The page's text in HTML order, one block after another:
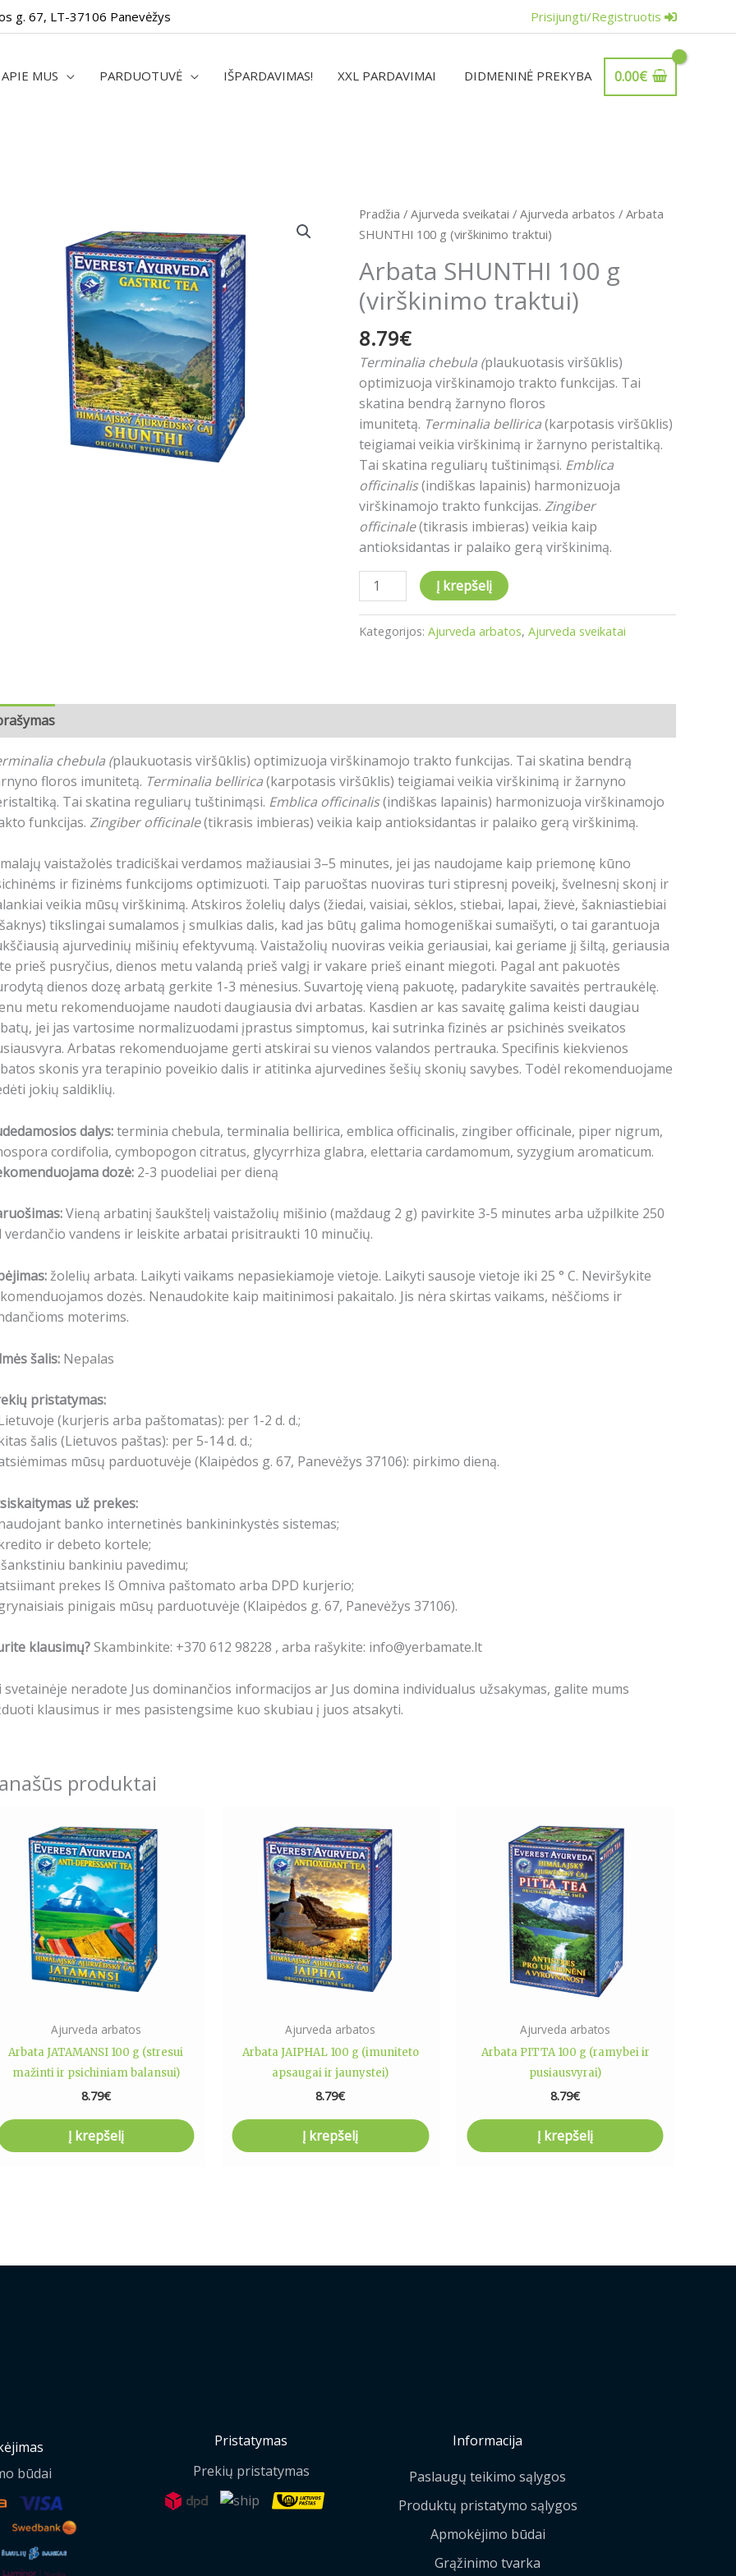
g. 67, LT-37106 Panevėžys Prisijungti/Registruotis
APIE MUS PARDUOTUVĖ IŠPARDAVIMAS! XXL PARDAVIMAI DIDMENINĖ PREKYBA 0.00€
Pradžia /Ajurveda sveikatai /Ajurveda arbatos / Arbata
SHUNTHI 100 g (virškinimo traktui)
Arbata SHUNTHI 100 g
(virškinimo traktui)
8.79€
Terminalia chebula (plaukuotasis viršūklis)
optimizuoja virškinamojo trakto funkcijas. Tai
skatina bendrą žarnyno floros
imunitetą. Terminalia bellirica(karpotasis viršūklis)
teigiamai veikia virškinimą ir žarnyno peristaltiką.
Tai skatina reguliarų tuštinimąsi. Emblica
officinalis(indiškas lapainis) harmonizuoja
virškinamojo trakto funkcijas.Zingiber
officinale(tikrasis imbieras) veikia kaip
antioksidantas ir palaiko gerą virškinimą.
produkto
kiekis:
SHUNTHI
100
g
(virškinimo
traktui)
Į krepšelį
Kategorijos:Ajurveda arbatos,Ajurveda sveikatai
chebula (plaukuotasis viršūklis) optimizuoja virškinamojo trakto funkcijas. Tai skatina bendrą
floros imunitetą. Terminalia bellirica(karpotasis viršūklis) teigiamai veikia virškinimą ir žarnyno
Tai skatina reguliarų tuštinimąsi. Emblica officinalis(indiškas lapainis) harmonizuoja virškinamojo
funkcijas. Zingiber officinale(tikrasis imbieras) veikia kaip antioksidantas ir palaiko gerą virškinimą.
vaistažolės tradiciškai verdamos mažiausiai 3–5 minutes, jei jas naudojame kaip priemonę kūno
ir fizinėms funkcijoms optimizuoti. Taip paruoštas nuoviras turi stipresnį poveikį, švelnesnį skonį ir
veikia mūsų virškinimą. Atskiros žolelių dalys (žiedai, vaisiai, sėklos, stiebai, lapai, žievė, šakniastiebiai
tikslingai sumalamos į smulkias dalis, kad jas būtų galima homogeniškai sumaišyti, o tai garantuoja
ajurvedinių mišinių efektyvumą. Vaistažolių nuoviras veikia geriausiai, kai geriame jį šiltą, geriausia
prieš pusryčius, dienos metu valandą prieš valgį ir vakare prieš einant miegoti. Pagal ant pakuotės
dienos dozę arbatą gerkite 1-3 mėnesius. Suvartoję vieną pakuotę, padarykite savaitės pertraukėlę.
metu rekomenduojame naudoti daugiausia dvi arbatas. Kasdien ar kas savaitę galima keisti daugiau
jei jas vartosime normalizuodami įprastus simptomus, kai sutrinka fizinės ar psichinės sveikatos
Arbatas rekomenduojame gerti atskirai su vienos valandos pertrauka. Specifinis kiekvienos
skonis yra terapinio poveikio dalis ir atitinka ajurvedines šešių skonių savybes. Todėl rekomenduojame
jokių saldiklių.
dalys:terminia chebula, terminalia bellirica, emblica officinalis, zingiber officinale, piper nigrum,
cordifolia, cymbopogon citratus, glycyrrhiza glabra, elettaria cardamomum, syzygium aromaticum.
dozė: 2-3 puodeliai per dieną
Vieną arbatinį šaukštelį vaistažolių mišinio (maždaug 2 g) pavirkite 3-5 minutes arba užpilkite 250
verdančio vandens ir leiskite arbatai prisitraukti 10 minučių.
žolelių arbata. Laikyti vaikams nepasiekiamoje vietoje. Laikyti sausoje vietoje iki 25 ° C. Neviršykite
dozės. Nenaudokite kaip maitinimosi pakaitalo. Jis nėra skirtas vaikams, nėščioms ir
moterims.
šalis: Nepalas
pristatymas:
(kurjeris arba paštomatas): per 1-2 d. d.;
šalis (Lietuvos paštas): per 5-14 d. d.;
mūsų parduotuvėje (Klaipėdos g. 67, Panevėžys 37106): pirkimo dieną.
už prekes:
banko internetinės bankininkystės sistemas;
ir debeto kortele;
bankiniu pavedimu;
prekes Iš Omniva paštomato arba DPD kurjerio;
pinigais mūsų parduotuvėje (Klaipėdos g. 67, Panevėžys 37106).
klausimų?Skambinkite: +370 612 98228 , arba rašykite: info@yerbamate.lt
svetainėje neradote Jus dominančios informacijos ar Jus domina individualus užsakymas, galite mums
klausimus ir mes pasistengsime kuo skubiau į juos atsakyti.
produktai
Ajurveda arbatos
Arbata JATAMANSI 100 g (stresui
mažinti ir psichiniam balansui)
8.79€
Į krepšelį
Ajurveda arbatos
Arbata JAIPHAL 100 g (imuniteto
apsaugai ir jaunystei)
8.79€
Į krepšelį
Ajurveda arbatos
Arbata PITTA 100 g (ramybei ir
pusiausvyrai)
8.79€
Į krepšelį
būdai
Pristatymas
Prekių pristatymas
Informacija
Paslaugų teikimo sąlygos
Produktų pristatymo sąlygos
Apmokėjimo būdai
Grąžinimo tvarka